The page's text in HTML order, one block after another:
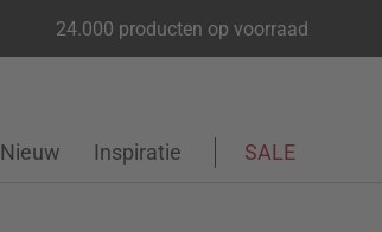
24.000 producten op voorraad
Nieuw Inspiratie SALE